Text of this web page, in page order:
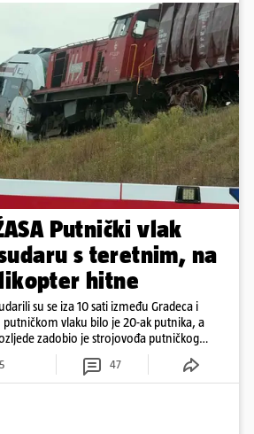
Putnički vlak
s teretnim, na
hitne
su se iza 10 sati između Gradeca i
putničkom vlaku bilo je 20-ak putnika, a
zadobio je strojovođa putničkog
5 47